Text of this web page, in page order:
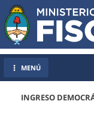
INGRESO
MENÚ